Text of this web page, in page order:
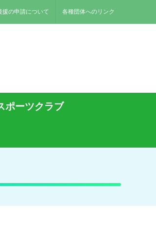
援の申請について 各種団体へのリンク
ポーツクラブ